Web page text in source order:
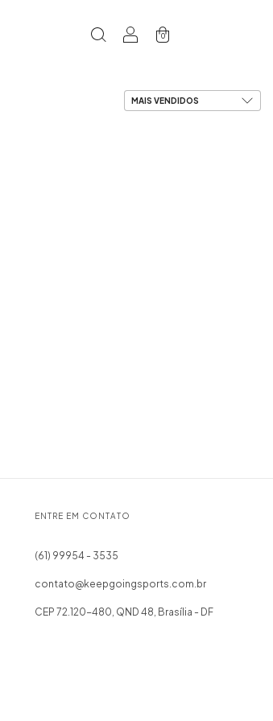
0
ENTRE EM CONTATO
(61) 99954 - 3535
contato@keepgoingsports.com.br
CEP 72.120-480, QND 48, Brasília - DF